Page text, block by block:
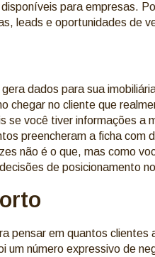
para empresas.
leads e oportunidades de
dados para sua
chegar no cliente que
se você tiver informações a
preencheram a ficha com
não é o que, mas como
de posicionamento
pensar em quantos clientes
número expressivo de